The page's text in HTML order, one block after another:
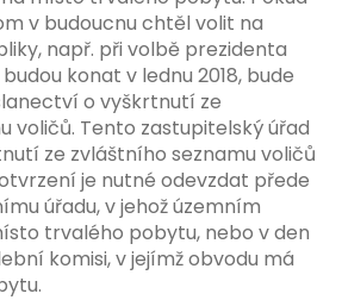
v budoucnu chtěl volit na
např. při volbě prezidenta
konat v lednu 2018, bude
o vyškrtnutí ze
voličů. Tento zastupitelský úřad
ze zvláštního seznamu voličů
je nutné odevzdat přede
úřadu, v jehož územním
trvalého pobytu, nebo v den
komisi, v jejímž obvodu má